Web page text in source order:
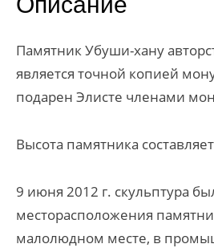
Памятник Убуши-хану
является точной копией
подарен Элисте членами
Высота памятника
9 июня 2012 г. скульптура
месторасположения
малолюдном месте, в